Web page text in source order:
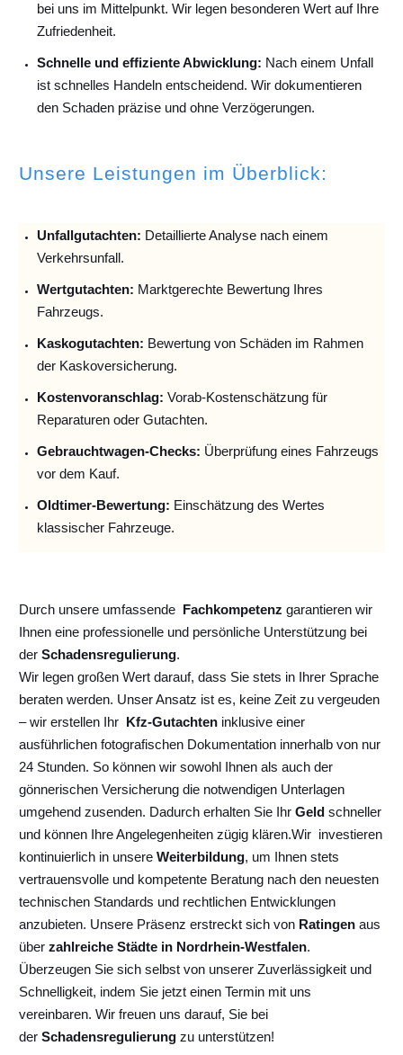
bei uns im Mittelpunkt. Wir legen besonderen Wert auf Ihre
Zufriedenheit.
Schnelle und effiziente Abwicklung: Nach einem Unfall
ist schnelles Handeln entscheidend. Wir dokumentieren
den Schaden präzise und ohne Verzögerungen.
Unsere Leistungen im Überblick:
Unfallgutachten: Detaillierte Analyse nach einem
Verkehrsunfall.
Wertgutachten: Marktgerechte Bewertung Ihres
Fahrzeugs.
Kaskogutachten: Bewertung von Schäden im Rahmen
der Kaskoversicherung.
Kostenvoranschlag: Vorab-Kostenschätzung für
Reparaturen oder Gutachten.
Gebrauchtwagen-Checks: Überprüfung eines Fahrzeugs
vor dem Kauf.
Oldtimer-Bewertung: Einschätzung des Wertes
klassischer Fahrzeuge.
Durch unsere umfassende Fachkompetenz garantieren wir
Ihnen eine professionelle und persönliche Unterstützung bei
der Schadensregulierung.
Wir legen großen Wert darauf, dass Sie stets in Ihrer Sprache
beraten werden. Unser Ansatz ist es, keine Zeit zu vergeuden
– wir erstellen Ihr Kfz-Gutachten inklusive einer
ausführlichen fotografischen Dokumentation innerhalb von nur
24 Stunden. So können wir sowohl Ihnen als auch der
gönnerischen Versicherung die notwendigen Unterlagen
umgehend zusenden. Dadurch erhalten Sie Ihr Geld schneller
und können Ihre Angelegenheiten zügig klären.Wir investieren
kontinuierlich in unsere Weiterbildung, um Ihnen stets
vertrauensvolle und kompetente Beratung nach den neuesten
technischen Standards und rechtlichen Entwicklungen
anzubieten. Unsere Präsenz erstreckt sich von Ratingen aus
über zahlreiche Städte in Nordrhein-Westfalen.
Überzeugen Sie sich selbst von unserer Zuverlässigkeit und
Schnelligkeit, indem Sie jetzt einen Termin mit uns
vereinbaren. Wir freuen uns darauf, Sie bei
der Schadensregulierung zu unterstützen!